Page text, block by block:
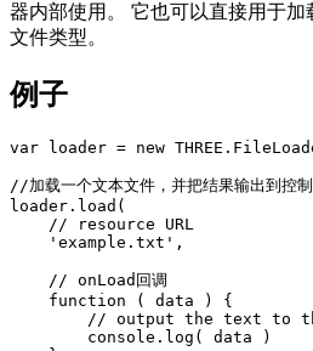
器内部使用。 它也可以直接用于
文件类型。
例子
var loader = new
//加载一个文本文件，并把结果输出到控
loader.load(
    // resource URL
    'example.txt',
    // onLoad回调
    function ( data ) {
// output the text to
        console.log( data )